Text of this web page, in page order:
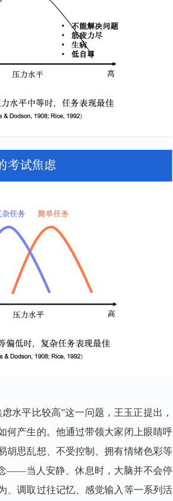
水平比较高”这一问题，王玉正提出，
何产生的。他通过带领大家闭上眼睛呼
胡思乱想、不受控制、拥有情绪色彩等
——当人安静、休息时，大脑并不会停
、调取过往记忆、感觉输入等一系列活